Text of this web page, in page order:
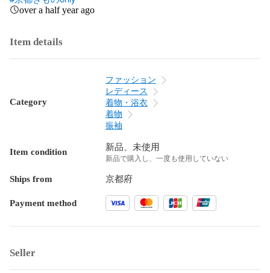
over a half year ago
Item details
Category
ファッション
レディース
着物・浴衣
着物
振袖
Item condition 新品、未使用
新品で購入し、一度も使用していない
Ships from 京都府
Payment method
Seller